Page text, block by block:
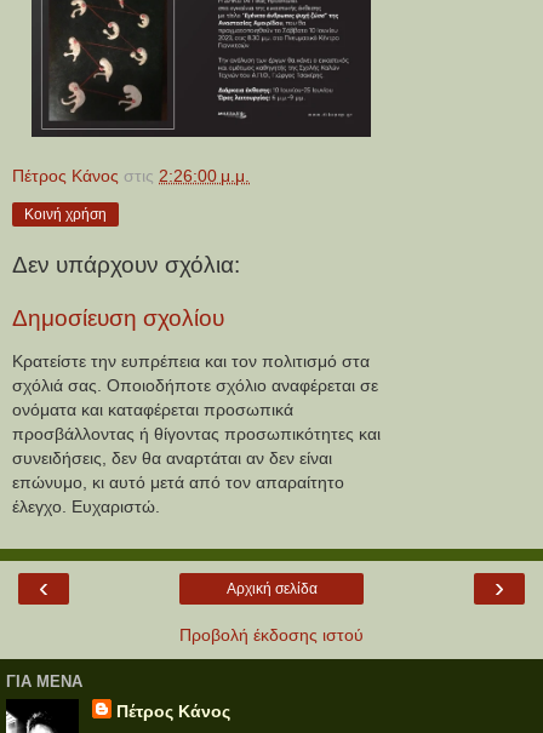
Πέτρος Κάνος στις 2:26:00 μ.μ.
Κοινή χρήση
Δεν υπάρχουν σχόλια:
Δημοσίευση σχολίου
Κρατείστε την ευπρέπεια και τον πολιτισμό στα
σχόλιά σας. Οποιοδήποτε σχόλιο αναφέρεται σε
ονόματα και καταφέρεται προσωπικά
προσβάλλοντας ή θίγοντας προσωπικότητες και
συνειδήσεις, δεν θα αναρτάται αν δεν είναι
επώνυμο, κι αυτό μετά από τον απαραίτητο
έλεγχο. Ευχαριστώ.
‹ ›
Αρχική σελίδα
Προβολή έκδοσης ιστού
ΓΙΑ ΜΕΝΑ
Πέτρος Κάνος